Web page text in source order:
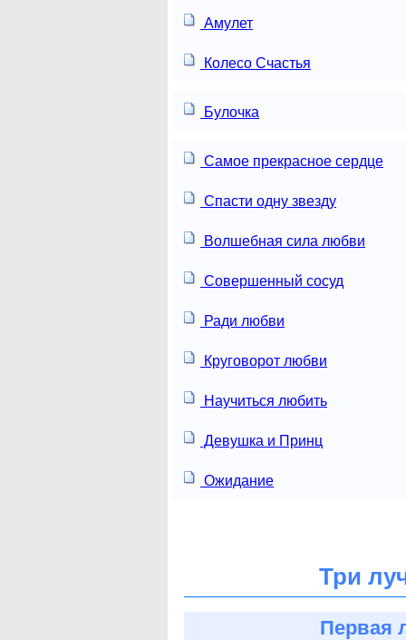
Амулет
Колесо Счастья
Булочка
Самое прекрасное сердце
Спасти одну звезду
Волшебная сила любви
Совершенный сосуд
Ради любви
Круговорот любви
Научиться любить
Девушка и Принц
Ожидание
Три
Первая